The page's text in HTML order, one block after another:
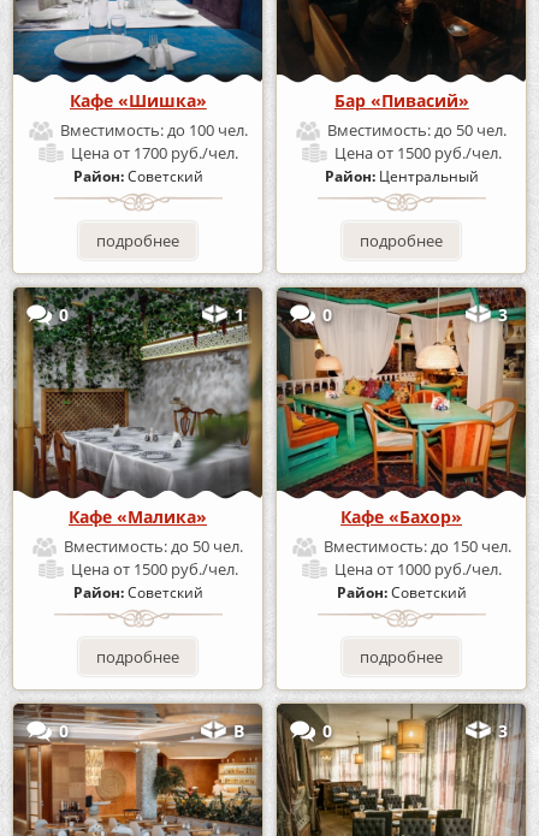
Кафе «Шишка»
Вместимость:до 100 чел.
Ценаот 1700 руб./чел.
Район:Советский
подробнее
Бар «Пивасий»
Вместимость:до 50 чел.
Ценаот 1500 руб./чел.
Район: Центральный
подробнее
0 1
Кафе «Малика»
Вместимость:до 50 чел.
Ценаот 1500 руб./чел.
Район:Советский
подробнее
0 3
Кафе «Бахор»
Вместимость:до 150 чел.
Ценаот 1000 руб./чел.
Район:Советский
подробнее
0 В 0 3